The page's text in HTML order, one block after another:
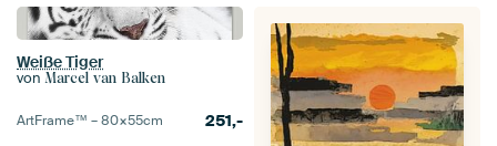
Weiße Tiger
von Marcel van Balken
ArtFrame™ –80×55cm 251,-